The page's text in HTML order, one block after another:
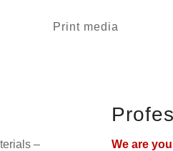
Print media
–
We are